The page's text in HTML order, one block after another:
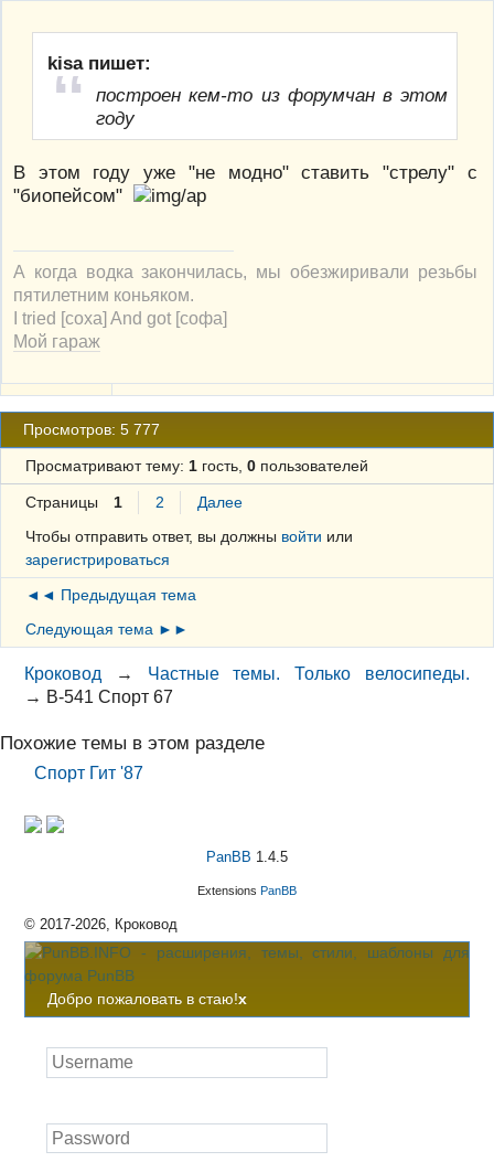
kisa пишет:
построен кем-то из форумчан в этом
году
В этом году уже "не модно" ставить "стрелу" с
"биопейсом"
А когда водка закончилась, мы обезжиривали резьбы
пятилетним коньяком.
I tried [соха] And got [софа]
Мой гараж
Просмотров: 5 777
Просматривают тему: 1гость, 0пользователей
Страницы 1 2
Далее
Чтобы отправить ответ, вы должны войти или
зарегистрироваться
◄◄ Предыдущая тема
Следующая тема ►►
Кроковод → Частные темы. Только велосипеды.
→ В-541 Спорт 67
Похожие темы в этом разделе
Спорт Гит '87
PanBB 1.4.5
Extensions PanBB
© 2017-2026, Кроковод
Добро пожаловать в стаю!x